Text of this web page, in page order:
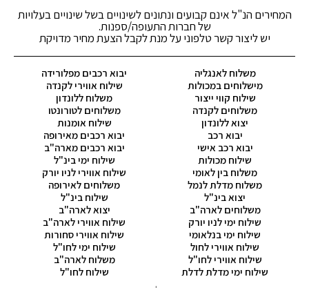
המחירים הנ"ל אינם קבועים ונתונים לשינויים בשל שינויים בעלויות
של חברות התעופה/ספנות.
יש ליצור קשר טלפוני על מנת לקבל הצעת מחיר מדויקת
משלוח לאנגליה
יבוא רכבים מפלורידה
מישלוחים במכולות
שילוח אווירי לקנדה
שילוח קווי ייצור
משלוח ללונדון
משלוחים לקנדה
משלוחים לטורונטו
יצוא ללונדון
שילוח אומנות
יבוא רכב
יבוא רכבים מאירופה
יבוא רכב אישי
יבוא רכבים מארה"ב
שילוח מכולות
שילוח ימי בינ"ל
משלוח בין לאומי
שילוח אווירי לניו יורק
משלוח מדלת לנמל
משלוחים לאירופה
יצוא בינ"ל
שילוח בינ"ל
משלוחים לארה"ב
יצוא לארה"ב
שילוח ימי לניו יורק
שילוח אווירי לארה"ב
שילוח ימי בנלאומי
שילוח אווירי סחורות
שילוח אווירי לחול
שילוח ימי לחו"ל
שילוח אווירי לחו"ל
משלוח לארה"ב
שילוח ימי מדלת לדלת
שילוח לחו"ל